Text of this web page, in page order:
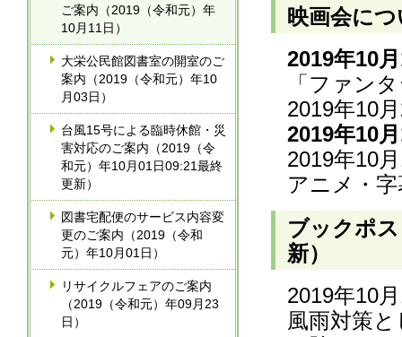
ご案内（2019（令和元）年
10月11日）
大栄公民館図書室の開室のご
案内（2019（令和元）年10
月03日）
台風15号による臨時休館・災
害対応のご案内（2019（令
和元）年10月01日09:21最終
更新）
図書宅配便のサービス内容変
更のご案内（2019（令和
元）年10月01日）
リサイクルフェアのご案内
（2019（令和元）年09月23
日）
映画会に
2019年10
「ファン
2019年10
2019年10
2019年10
アニメ・
ブックポ
新）
2019年10
風雨対策